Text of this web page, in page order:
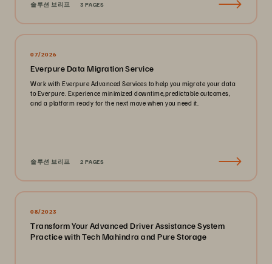
솔루션 브리프 3 PAGES
07/2026
Everpure Data Migration Service
Work with Everpure Advanced Services to help you migrate your data
to Everpure. Experience minimized downtime,predictable outcomes,
and a platform ready for the next move when you need it.
솔루션 브리프 2 PAGES
08/2023
Transform Your Advanced Driver Assistance System
Practice with Tech Mahindra and Pure Storage